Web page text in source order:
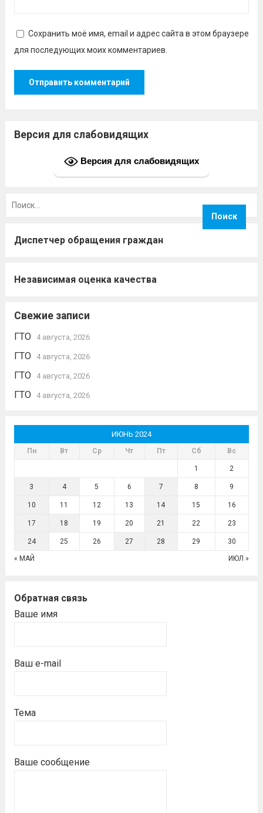
Сохранить моё имя, email и адрес сайта в этом браузере
для последующих моих комментариев.
Версия для слабовидящих
Версия для слабовидящих
Диспетчер обращения граждан
Независимая оценка качества
Свежие записи
ГТО 4 августа, 2026
ГТО 4 августа, 2026
ГТО 4 августа, 2026
ГТО 4 августа, 2026
ИЮНЬ 2024
Пн Вт Ср Чт Пт Сб Вс
1 2
3 4 5 6 7 8 9
10 11 12 13 14 15 16
17 18 19 20 21 22 23
24 25 26 27 28 29 30
« МАЙ ИЮЛ »
Обратная связь
Ваше имя
Ваш e-mail
Тема
Ваше сообщение